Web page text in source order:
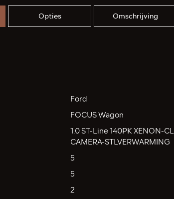
Opties Omschrijving
Ford
FOCUS Wagon
1.0 ST-Line 140PK XENON-
CAMERA-STLVERWARMING
5
5
2